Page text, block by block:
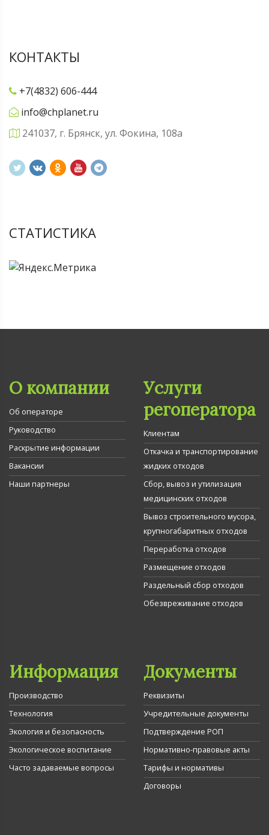
КОНТАКТЫ
+7(4832) 606-444
info@chplanet.ru
241037, г. Брянск, ул. Фокина, 108а
СТАТИСТИКА
О компании
Об операторе
Руководство
Раскрытие информации
Вакансии
Наши партнеры
Услуги
регоператора
Клиентам
Откачка и транспортирование
жидких отходов
Сбор, вывоз и утилизация
медицинских отходов
Вывоз строительного мусора,
крупногабаритных отходов
Переработка отходов
Размещение отходов
Раздельный сбор отходов
Обезвреживание отходов
Информация
Производство
Технология
Экология и безопасность
Экологическое воспитание
Часто задаваемые вопросы
Документы
Реквизиты
Учредительные документы
Подтверждение РОП
Нормативно-правовые акты
Тарифы и нормативы
Договоры